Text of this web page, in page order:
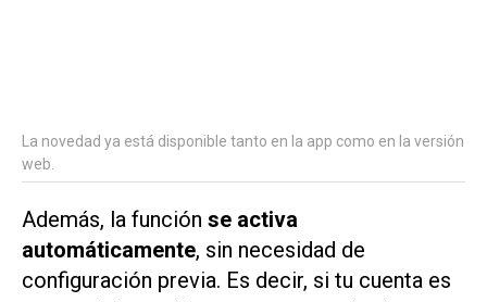
La novedad ya está disponible tanto en la app como en la versión
web.
Además, la función se activa
automáticamente, sin necesidad de
configuración previa. Es decir, si tu cuenta es